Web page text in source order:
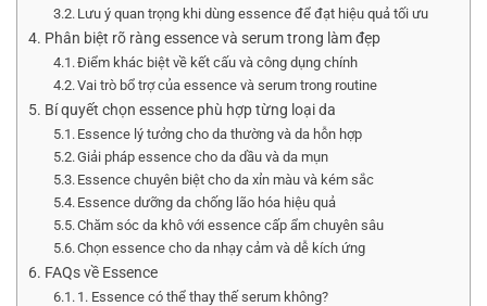
Lưu ý quan trọng khi dùng essence để đạt hiệu quả tối ưu
Phân biệt rõ ràng essence và serum trong làm đẹp
Điểm khác biệt về kết cấu và công dụng chính
Vai trò bổ trợ của essence và serum trong routine
Bí quyết chọn essence phù hợp từng loại da
Essence lý tưởng cho da thường và da hỗn hợp
Giải pháp essence cho da dầu và da mụn
Essence chuyên biệt cho da xỉn màu và kém sắc
Essence dưỡng da chống lão hóa hiệu quả
Chăm sóc da khô với essence cấp ẩm chuyên sâu
Chọn essence cho da nhạy cảm và dễ kích ứng
FAQs về Essence
1. Essence có thể thay thế serum không?